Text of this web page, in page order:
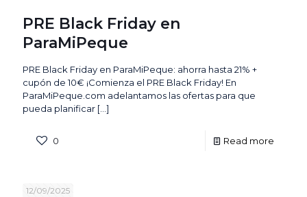
PRE Black Friday en
ParaMiPeque
PRE Black Friday en ParaMiPeque: ahorra hasta 21% +
cupón de 10€ ¡Comienza el PRE Black Friday! En
ParaMiPeque.com adelantamos las ofertas para que
pueda planificar […]
0 Read more
12/09/2025